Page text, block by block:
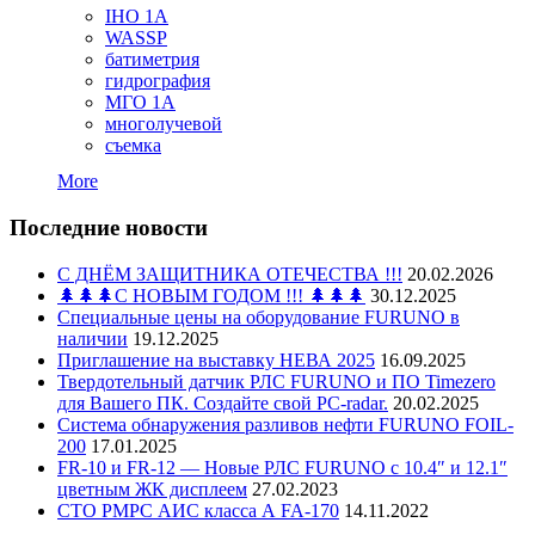
IHO 1A
WASSP
батиметрия
гидрография
МГО 1A
многолучевой
съемка
More
Последние новости
С ДНЁМ ЗАЩИТНИКА ОТЕЧЕСТВА !!! 20.02.2026
🌲🌲🌲С НОВЫМ ГОДОМ !!! 🌲🌲🌲 30.12.2025
Специальные цены на оборудование FURUNO в
наличии 19.12.2025
Приглашение на выставку НЕВА 2025 16.09.2025
Твердотельный датчик РЛС FURUNO и ПО Timezero
для Вашего ПК. Создайте свой PC-radar. 20.02.2025
Система обнаружения разливов нефти FURUNO FOIL-
200 17.01.2025
FR-10 и FR-12 — Новые РЛС FURUNO c 10.4″ и 12.1″
цветным ЖК дисплеем 27.02.2023
СТО РМРС АИС класса А FA-170 14.11.2022